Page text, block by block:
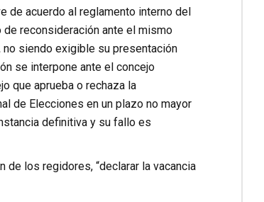
de acuerdo al reglamento interno del
de reconsideración ante el mismo
siendo exigible su presentación
se interpone ante el concejo
que aprueba o rechaza la
de Elecciones en un plazo no mayor
definitiva y su fallo es
de los regidores, “declarar la vacancia